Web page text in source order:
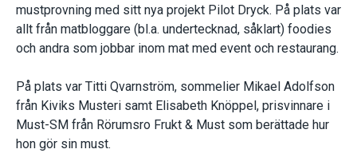
mustprovning med sitt nya projekt Pilot Dryck. På plats var
allt från matbloggare (bl.a. undertecknad, såklart) foodies
och andra som jobbar inom mat med event och restaurang.
På plats var Titti Qvarnström, sommelier Mikael Adolfson
från Kiviks Musteri samt Elisabeth Knöppel, prisvinnare i
Must-SM från Rörumsro Frukt & Must som berättade hur
hon gör sin must.